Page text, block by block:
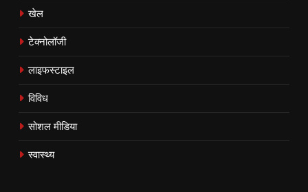
खेल
टेक्नोलॉजी
लाइफस्टाइल
विविध
सोशल मीडिया
स्वास्थ्य